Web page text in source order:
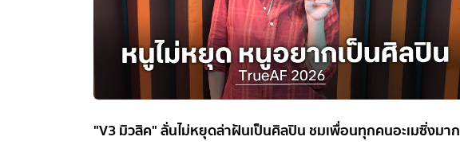
"V3 มิวสิค" ลั่นไม่หยุดล่าฝันเป็นศิลปิน ชมเพื่อนทุกคนอะเมซิ่งมาก